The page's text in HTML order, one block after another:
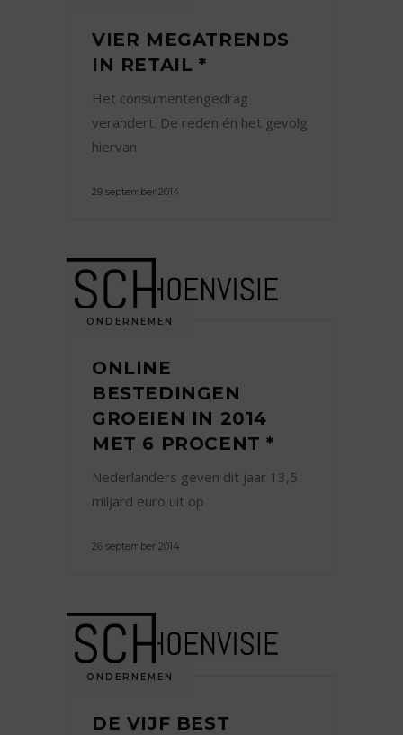
VIER MEGATRENDS
IN RETAIL *
Het consumentengedrag
verandert. De reden én het gevolg
hiervan
29 september 2014
ONDERNEMEN
ONLINE
BESTEDINGEN
GROEIEN IN 2014
MET 6 PROCENT *
Nederlanders geven dit jaar 13,5
miljard euro uit op
26 september 2014
ONDERNEMEN
DE VIJF BEST